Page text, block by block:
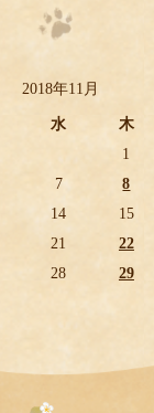
2018年11月
水 木
1
7 8
14 15
21 22
28 29